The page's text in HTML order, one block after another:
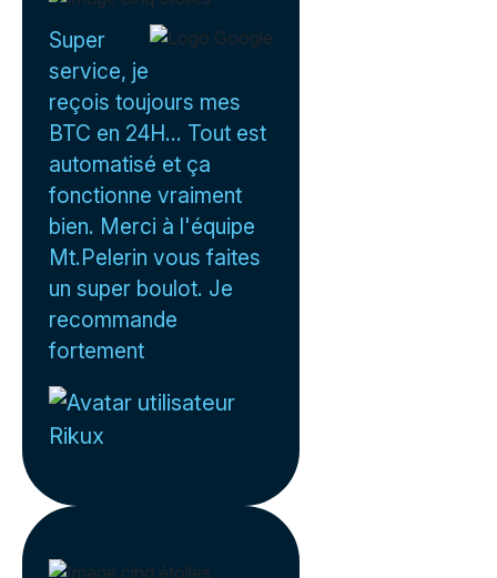
Super
service, je
reçois toujours mes
BTC en 24H... Tout est
automatisé et ça
fonctionne vraiment
bien. Merci à l'équipe
Mt.Pelerin vous faites
un super boulot. Je
recommande
fortement
Rikux